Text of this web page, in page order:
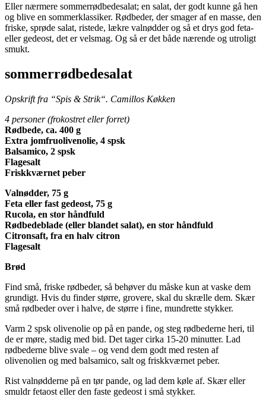
Eller nærmere sommerrødbedesalat; en salat, der godt kunne gå hen
og blive en sommerklassiker. Rødbeder, der smager af en masse, den
friske, sprøde salat, ristede, lækre valnødder og så et drys god feta-
eller gedeost, det er velsmag. Og så er det både nærende og utroligt
smukt.
sommerrødbedesalat
Opskrift fra “Spis & Strik“. Camillos Køkken
4 personer (frokostret eller forret)
Rødbede, ca. 400 g
Extra jomfruolivenolie, 4 spsk
Balsamico, 2 spsk
Flagesalt
Friskkværnet peber
Valnødder, 75 g
Feta eller fast gedeost, 75 g
Rucola, en stor håndfuld
Rødbedeblade (eller blandet salat), en stor håndfuld
Citronsaft, fra en halv citron
Flagesalt
Brød
Find små, friske rødbeder, så behøver du måske kun at vaske dem
grundigt. Hvis du finder større, grovere, skal du skrælle dem. Skær
små rødbeder over i halve, de større i fine, mundrette stykker.
Varm 2 spsk olivenolie op på en pande, og steg rødbederne heri, til
de er møre, stadig med bid. Det tager cirka 15-20 minutter. Lad
rødbederne blive svale – og vend dem godt med resten af
olivenolien og med balsamico, salt og friskkværnet peber.
Rist valnødderne på en tør pande, og lad dem køle af. Skær eller
smuldr fetaost eller den faste gedeost i små stykker.